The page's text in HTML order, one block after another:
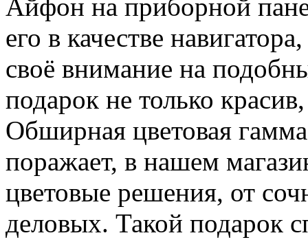
Айфон на приборной
его в качестве
своё внимание на
подарок не только
Обширная цветовая
поражает, в нашем
цветовые решения, от
деловых. Такой подарок